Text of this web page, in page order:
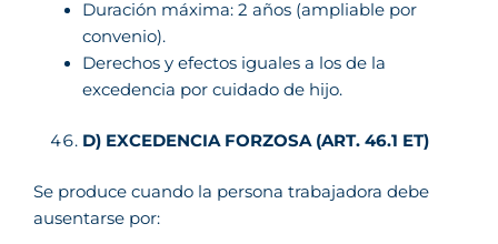
Duración máxima: 2 años (ampliable por
convenio).
Derechos y efectos iguales a los de la
excedencia por cuidado de hijo.
D) EXCEDENCIA FORZOSA (ART. 46.1 ET)
Se produce cuando la persona trabajadora debe
ausentarse por: